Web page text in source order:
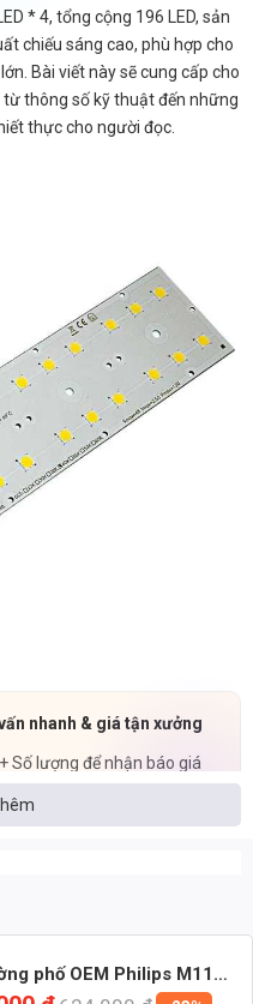
* 4, tổng cộng 196 LED, sản
chiếu sáng cao, phù hợp cho
Bài viết này sẽ cung cấp cho
từ thông số kỹ thuật đến những
thực cho người đọc.
nhanh & giá tận xưởng
Số lượng để nhận báo giá
M11 công suất 200W ánh sáng
phố OEM Philips M11
sáng Vàng- Input 48V